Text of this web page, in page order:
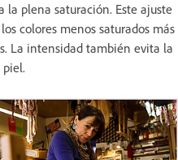
la plena saturación. Este ajuste
colores menos saturados más
La intensidad también evita la